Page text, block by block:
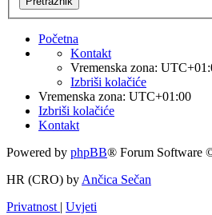
Početna
Kontakt
Vremenska zona:
Izbriši kolačiće
Vremenska zona: UTC+01:00
Izbriši kolačiće
Kontakt
Powered by phpBB® Forum Software
HR (CRO) by Ančica Sečan
Privatnost | Uvjeti